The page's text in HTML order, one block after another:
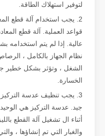
ما هو قطع الأنبوب بالليزر？
يعد قطع الأنابيب بالليزر
لتوفير استهلاك الطاقة.
2. يجب استخدام آلة قطع
قواعد العملية. آلة قطع
عالية. إذا لم يتم
نظام الجهاز بالكامل ،
الشغل ، وتؤثر بشكل خطير
الخسارة.
3. يجب تنظيف عدسة
جيد. عدسة التركيز هي
أثناء ال تشغيل آلة القطع
والغبار التي تم إنشاؤها ،